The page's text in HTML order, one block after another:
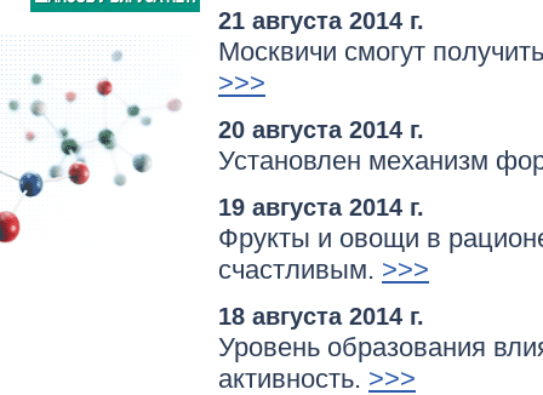
21 августа 2014 г.
Москвичи смогут
>>>
20 августа 2014 г.
Установлен механизм
19 августа 2014 г.
Фрукты и овощи в
счастливым. >>>
18 августа 2014 г.
Уровень образования
активность. >>>